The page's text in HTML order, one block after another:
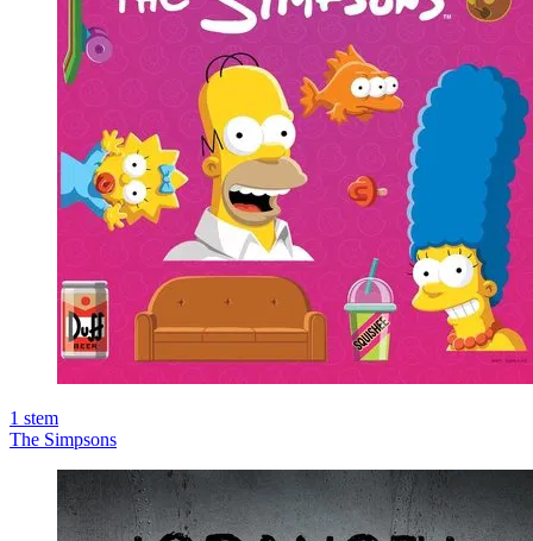
1 stem
The Simpsons